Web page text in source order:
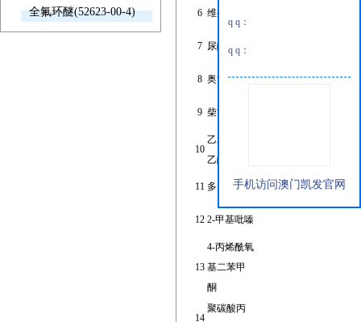
全氟环醚(52623-00-4) 6 维生素b1
7 尿酸
8 奥沙利铂
9 柴胡皂苷a
10
乙二醇二
乙酸酯
11 多库酯钠 bis[3-[6,7,8-trimethoxy-2-
12 2-甲基吡嗪
13
4-丙烯酰氧
基二苯甲
酮
14
聚碳酸丙
q q：
q q：
手机访问澳门凯发官网